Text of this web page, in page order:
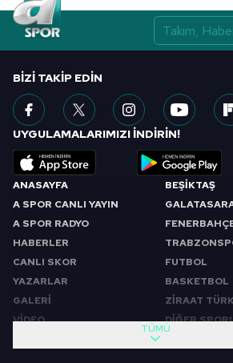
ANASAYFA
A SPOR CANLI YAYIN
A SPOR RADYO
HABERLER
CANLI SKOR
YAZARLAR
GALERİ
VİDEO
BEŞİKTAŞ
FUTBOL
BASKETBOL
ZİRAAT
DİĞER
TÜMÜ
BIZI TAKIP EDIN
UYGULAMALARIMIZI İNDİRİN!